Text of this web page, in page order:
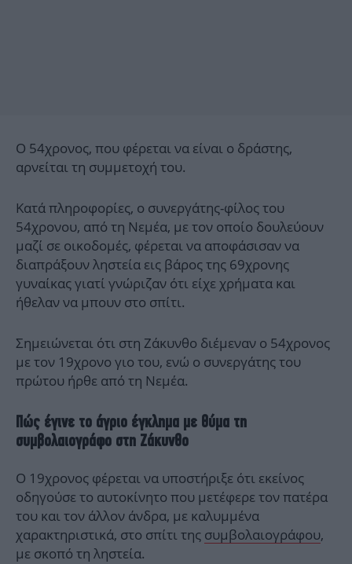
Ο 54χρονος, που φέρεται να είναι ο δράστης,
αρνείται τη συμμετοχή του.
Κατά πληροφορίες, ο συνεργάτης-φίλος του
54χρονου, από τη Νεμέα, με τον οποίο δουλεύουν
μαζί σε οικοδομές, φέρεται να αποφάσισαν να
διαπράξουν ληστεία εις βάρος της 69χρονης
γυναίκας γιατί γνώριζαν ότι είχε χρήματα και
ήθελαν να μπουν στο σπίτι.
Σημειώνεται ότι στη Ζάκυνθο διέμεναν ο 54χρονος
με τον 19χρονο γιο του, ενώ ο συνεργάτης του
πρώτου ήρθε από τη Νεμέα.
Πώς έγινε το άγριο έγκλημα με θύμα τη
συμβολαιογράφο στη Ζάκυνθο
Ο 19χρονος φέρεται να υποστήριξε ότι εκείνος
οδηγούσε το αυτοκίνητο που μετέφερε τον πατέρα
του και τον άλλον άνδρα, με καλυμμένα
χαρακτηριστικά, στο σπίτι της συμβολαιογράφου,
με σκοπό τη ληστεία.